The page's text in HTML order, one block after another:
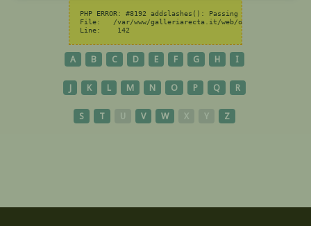
PHP ERROR: #8192 addslashes(): Passing null to
File:	/var/www/galleriarecta.it/web/objects/ElencoOpere.php
A B C D E F G H I
J K L M N O P Q R
S T U V W X Y Z